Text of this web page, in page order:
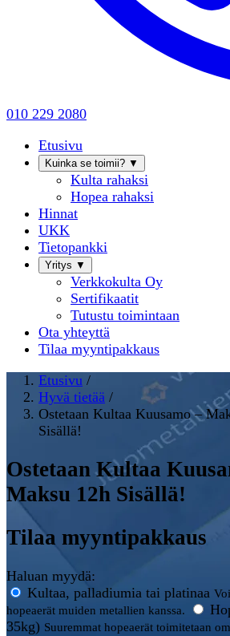
010 229 2080
Etusivu
Kuinka se toimii? ▼
Kulta rahaksi
Hopea rahaksi
Hinnat
UKK
Tietopankki
Yritys ▼
Verkkokulta Oy
Sertifikaatit
Tutustu toimintaan
Ota yhteyttä
Tilaa myyntipakkaus
Etusivu /
Hyvä tietää /
Ostetaan Kultaa Kuusamo –
Sisällä!
Ostetaan Kultaa
Maksu 12h Sisällä!
Tilaa myyntipakkaus
Haluan myydä:
Kultaa, palladiumia tai platinaa
hopeaerät muiden metallien kanssa.
35kg) Suuremmat hopeaerät toimitetaan